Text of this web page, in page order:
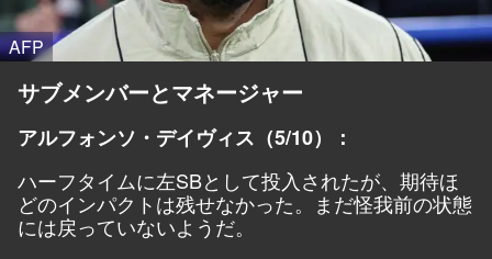
AFP
サブメンバーとマネージャー
アルフォンソ・デイヴィス（5/10）：
ハーフタイムに左SBとして投入されたが、期待ほ
どのインパクトは残せなかった。まだ怪我前の状態
には戻っていないようだ。